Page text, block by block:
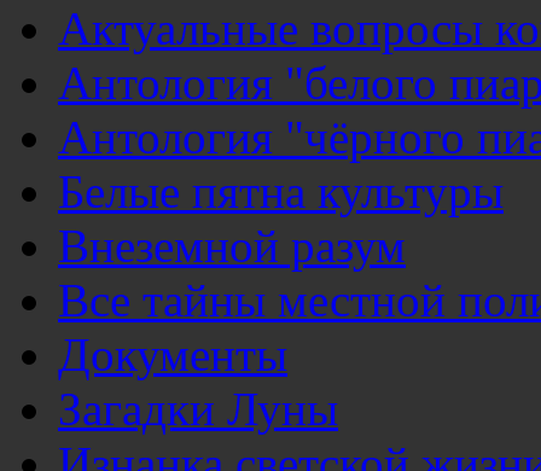
Актуальные вопросы
Антология "белого
Антология "чёрного
Белые пятна культуры
Внеземной разум
Все тайны местной
Документы
Загадки Луны